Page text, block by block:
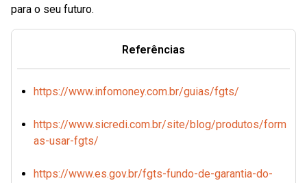
para o seu futuro.
Referências
https://www.infomoney.com.br/guias/fgts/
https://www.sicredi.com.br/site/blog/produtos/form
as-usar-fgts/
https://www.es.gov.br/fgts-fundo-de-garantia-do-